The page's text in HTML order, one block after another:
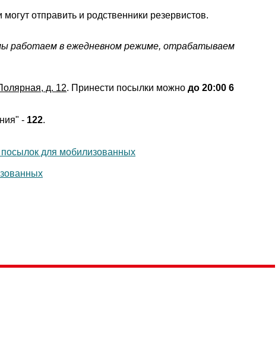
отправить и родственники резервистов.
работаем в ежедневном режиме, отрабатываем
д. 12. Принести посылки можно до 20:00 6
- 122.
для мобилизованных